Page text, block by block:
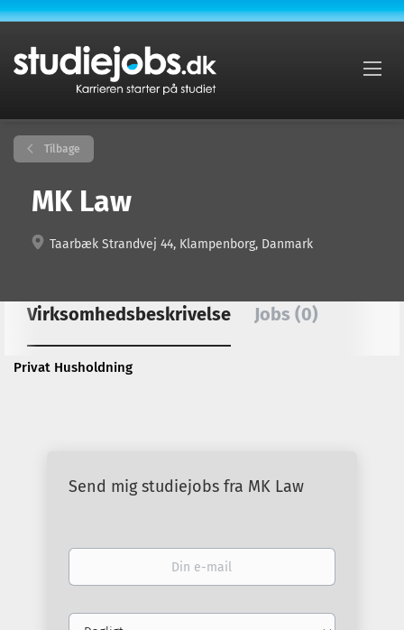
Tilbage
MK Law
Taarbæk Strandvej 44, Klampenborg, Danmark
Virksomhedsbeskrivelse Jobs (0)
Privat Husholdning
Send mig studiejobs fra MK Law
Din
Email